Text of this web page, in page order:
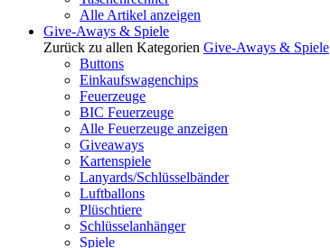
Alle Artikel anzeigen
Give-Aways & Spiele
Zurück zu allen Kategorien Give-Aways & Spiele
Buttons
Einkaufswagenchips
Feuerzeuge
BIC Feuerzeuge
Alle Feuerzeuge anzeigen
Giveaways
Kartenspiele
Lanyards/Schlüsselbänder
Luftballons
Plüschtiere
Schlüsselanhänger
Spiele